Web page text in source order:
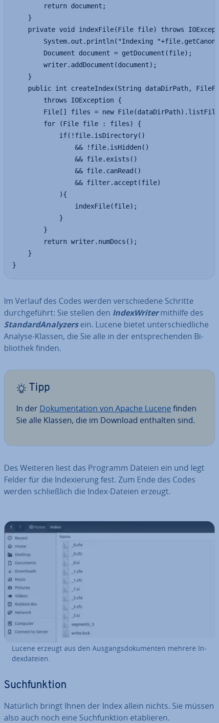
        return document;
    }
private void indexFile(File file) throws
System.out.println("Indexing
        Document document = getDocument(file);
        writer.addDocument(document);
    }
public int createIndex(String dataDirPath,
        throws IOException {
File[] files = new
        for (File file : files) {
            if(!file.isDirectory()
                && !file.isHidden()
                && file.exists()
                && file.canRead()
                && filter.accept(file)
            ){
                indexFile(file);
            }
        }
        return writer.numDocs();
    }
}
Im Verlauf des Codes werden ver­schie­de­ne Schritte
durch­ge­führt: Sie stellen den In­dex­Wri­termithilfe des
Stan­dard­Ana­ly­zersein. Lucene bietet un­ter­schied­li­che
Analyse-Klassen, die Sie alle in der ent­spre­chen­den Bi­
blio­thek finden.
Tipp
In der Do­ku­men­ta­ti­on von Apache Lucene finden
Sie alle Klassen, die im Download enthalten sind.
Des Weiteren liest das Programm Dateien ein und legt
Felder für die In­de­xie­rung fest. Zum Ende des Codes
werden schließ­lich die Index-Dateien erzeugt.
Lucene erzeugt aus den Aus­gangs­do­ku­men­ten mehrere In­
dex­da­tei­en.
Such­funk­ti­on
Natürlich bringt Ihnen der Index allein nichts. Sie müssen
also auch noch eine Such­funk­ti­on eta­blie­ren.